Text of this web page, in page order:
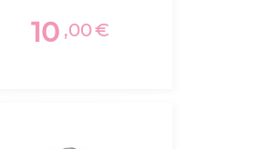
10 ,00€